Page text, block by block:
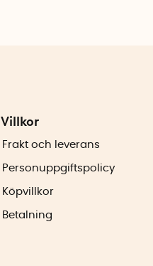
Villkor
Frakt och leverans
Personuppgiftspolicy
Köpvillkor
Betalning